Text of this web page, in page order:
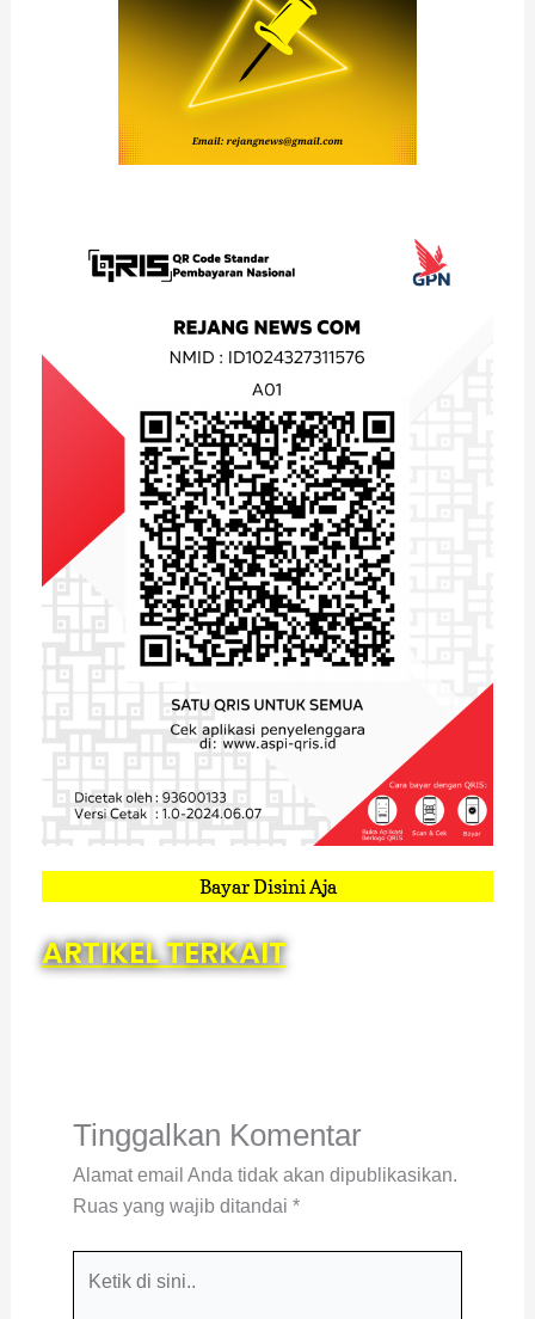
Bayar Disini Aja
ARTIKEL TERKAIT
Tinggalkan Komentar
Alamat email Anda tidak akan dipublikasikan.
Ruas yang wajib ditandai *